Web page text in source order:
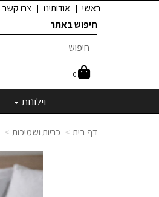
ראשי אודותינו
צרו קשר
חיפוש באתר
0
וילונות
דף בית כריות ושמיכות